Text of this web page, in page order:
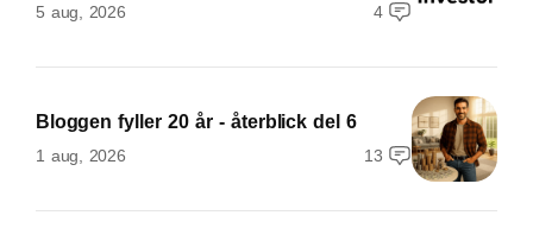
5 aug, 2026 4
Bloggen fyller 20 år - återblick del 6
1 aug, 2026 13